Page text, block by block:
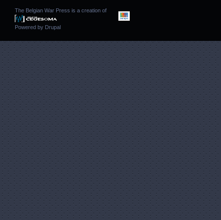
The Belgian War Press is a creation of
Powered by Drupal